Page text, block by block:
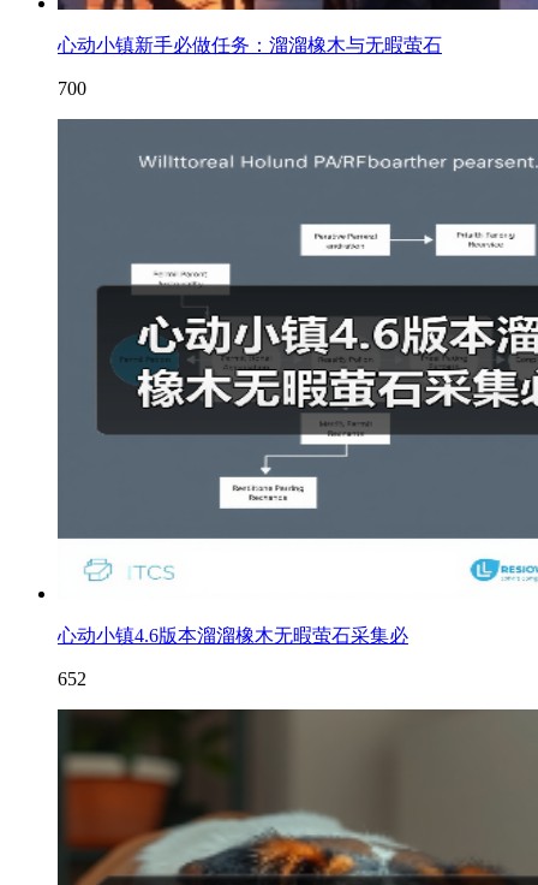
心动小镇新手必做任务：溜溜橡木与无暇萤石
700
心动小镇4.6版本溜溜橡木无暇萤石采集必
652